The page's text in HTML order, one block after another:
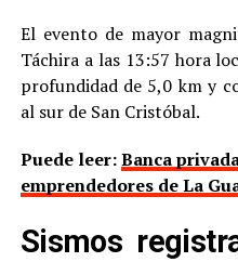
El evento de mayor
Táchira a las 13:57 hora
profundidad de 5,0 km y
al sur de San Cristóbal.
Puede leer:Banca
emprendedores de La
Sismos